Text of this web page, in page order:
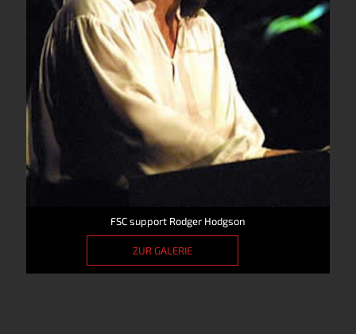
FSC support Rodger Hodgson
ZUR GALERIE